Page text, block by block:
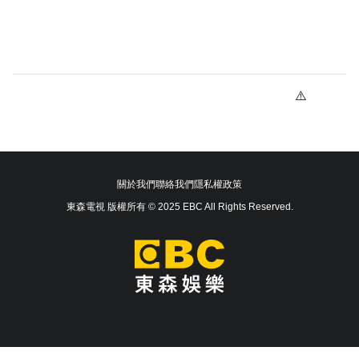
關於我們聯絡我們隱私權政策
東森電視 版權所有 © 2025 EBC All Rights Reserved.